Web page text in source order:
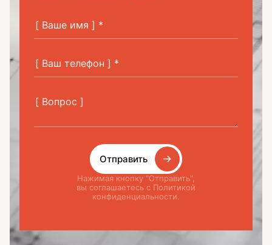
Отправить
Нажимая кнопку "Отправить",
вы соглашаетесь с Политикой
конфиденциальности.